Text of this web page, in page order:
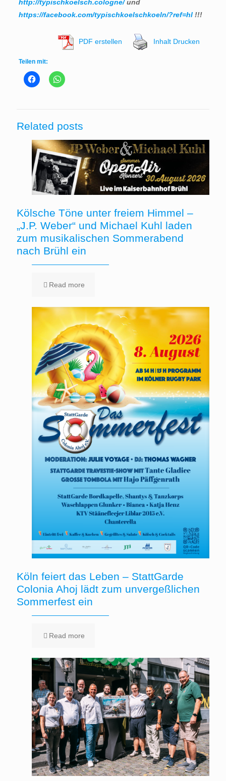
http://typischkoelsch.cologne/und
https://facebook.com/typischkoelschkoeln/?ref=hl!!!
PDF erstellen Inhalt Drucken
Teilen mit:
Related posts
Kölsche Töne unter freiem Himmel –
„J.P. Weber“ und Michael Kuhl laden
zum musikalischen Sommerabend
nach Brühl ein
Read more
Köln feiert das Leben – StattGarde
Colonia Ahoj lädt zum unvergeßlichen
Sommerfest ein
Read more